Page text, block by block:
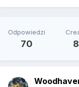
Odpowiedzi
70